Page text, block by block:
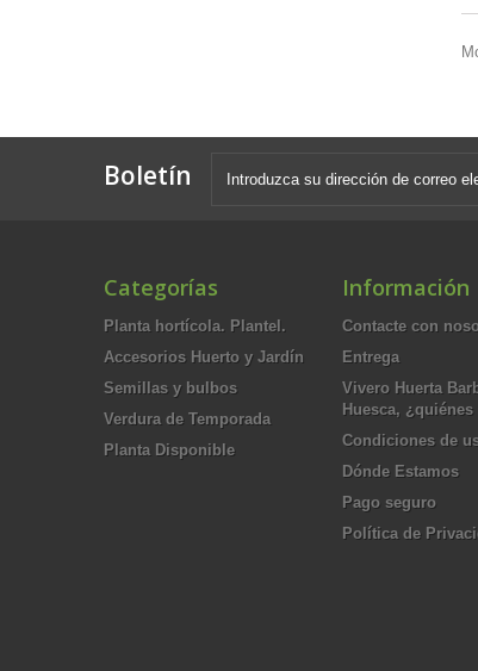
Boletín
Categorías
Planta hortícola. Plantel.
Accesorios Huerto y Jardín
Semillas y bulbos
Verdura de Temporada
Planta Disponible
Información
Contacte con
Entrega
Vivero Huerta
Huesca,
Condiciones de
Dónde Estamos
Pago seguro
Política de